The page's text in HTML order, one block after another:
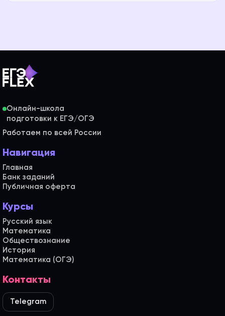
Онлайн-школа
Работаем по всей России
Навигация
Главная
Банк заданий
Публичная оферта
Курсы
Русский язык
Математика
Обществознание
История
Математика (ОГЭ)
Контакты
Telegram